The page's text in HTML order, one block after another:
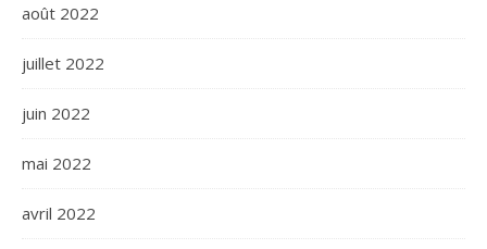
août 2022
juillet 2022
juin 2022
mai 2022
avril 2022